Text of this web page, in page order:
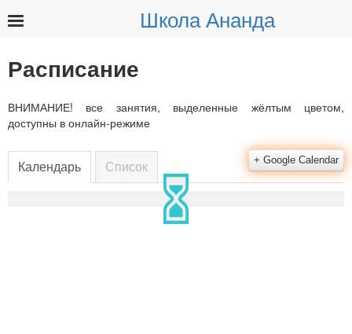
Школа Ананда
Расписание
ВНИМАНИЕ! все занятия, выделенные жёлтым цветом,
доступны в онлайн-режиме
Календарь Список